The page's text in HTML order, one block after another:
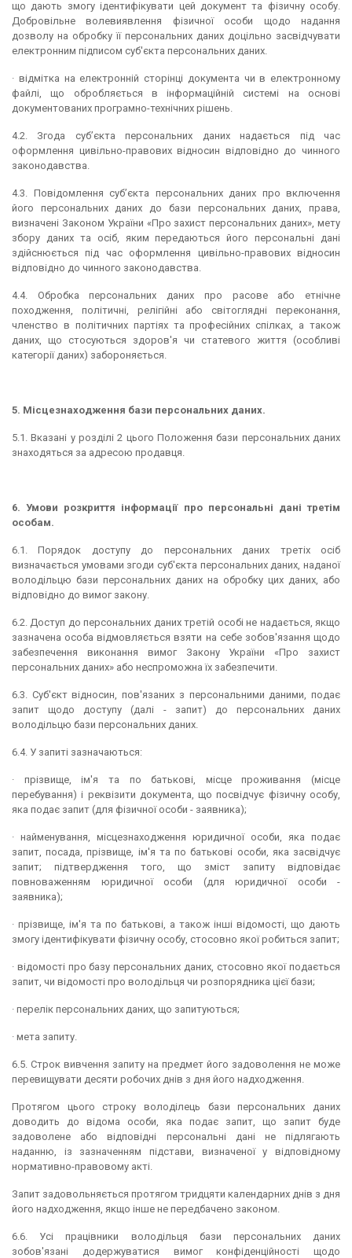
що дають змогу ідентифікувати цей документ та фізичну особу.
Добровільне волевиявлення фізичної особи щодо надання
дозволу на обробку її персональних даних доцільно засвідчувати
електронним підписом суб'єкта персональних даних.
· відмітка на електронній сторінці документа чи в електронному
файлі, що обробляється в інформаційній системі на основі
документованих програмно-технічних рішень.
4.2. Згода суб’єкта персональних даних надається під час
оформлення цивільно-правових відносин відповідно до чинного
законодавства.
4.3. Повідомлення суб’єкта персональних даних про включення
його персональних даних до бази персональних даних, права,
визначені Законом України «Про захист персональних даних», мету
збору даних та осіб, яким передаються його персональні дані
здійснюється під час оформлення цивільно-правових відносин
відповідно до чинного законодавства.
4.4. Обробка персональних даних про расове або етнічне
походження, політичні, релігійні або світоглядні переконання,
членство в політичних партіях та професійних спілках, а також
даних, що стосуються здоров'я чи статевого життя (особливі
категорії даних) забороняється.
5. Місцезнаходження бази персональних даних.
5.1. Вказані у розділі 2 цього Положення бази персональних даних
знаходяться за адресою продавця.
6. Умови розкриття інформації про персональні дані третім
особам.
6.1. Порядок доступу до персональних даних третіх осіб
визначається умовами згоди суб'єкта персональних даних, наданої
володільцю бази персональних даних на обробку цих даних, або
відповідно до вимог закону.
6.2. Доступ до персональних даних третій особі не надається, якщо
зазначена особа відмовляється взяти на себе зобов'язання щодо
забезпечення виконання вимог Закону України «Про захист
персональних даних» або неспроможна їх забезпечити.
6.3. Суб'єкт відносин, пов'язаних з персональними даними, подає
запит щодо доступу (далі - запит) до персональних даних
володільцю бази персональних даних.
6.4. У запиті зазначаються:
· прізвище, ім'я та по батькові, місце проживання (місце
перебування) і реквізити документа, що посвідчує фізичну особу,
яка подає запит (для фізичної особи - заявника);
· найменування, місцезнаходження юридичної особи, яка подає
запит, посада, прізвище, ім'я та по батькові особи, яка засвідчує
запит; підтвердження того, що зміст запиту відповідає
повноваженням юридичної особи (для юридичної особи -
заявника);
· прізвище, ім'я та по батькові, а також інші відомості, що дають
змогу ідентифікувати фізичну особу, стосовно якої робиться запит;
· відомості про базу персональних даних, стосовно якої подається
запит, чи відомості про володільця чи розпорядника цієї бази;
· перелік персональних даних, що запитуються;
· мета запиту.
6.5. Строк вивчення запиту на предмет його задоволення не може
перевищувати десяти робочих днів з дня його надходження.
Протягом цього строку володілець бази персональних даних
доводить до відома особи, яка подає запит, що запит буде
задоволене або відповідні персональні дані не підлягають
наданню, із зазначенням підстави, визначеної у відповідному
нормативно-правовому акті.
Запит задовольняється протягом тридцяти календарних днів з дня
його надходження, якщо інше не передбачено законом.
6.6. Усі працівники володільця бази персональних даних
зобов'язані додержуватися вимог конфіденційності щодо